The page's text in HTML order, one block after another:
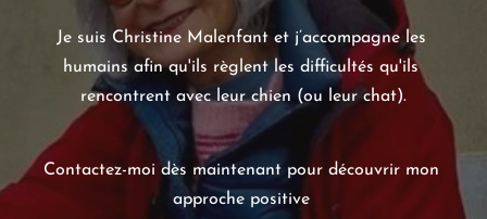
Je suis Christine Malenfant et j’accompagne les
humains afin qu'ils règlent les difficultés qu'ils
rencontrent avec leur chien (ou leur chat).
Contactez-moi dès maintenant pour découvrir mon
approche positive